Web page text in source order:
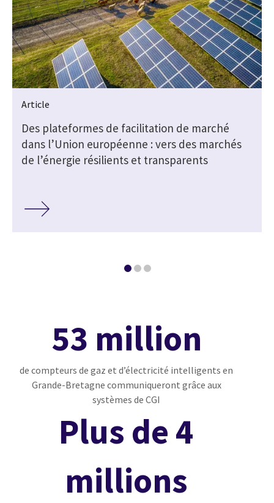
Article
Des plateformes de facilitation de marché
dans l’Union européenne : vers des marchés
de l’énergie résilients et transparents
53 million
de compteurs de gaz et d’électricité intelligents en
Grande-Bretagne communiqueront grâce aux
systèmes de CGI
Plus de 4
millions